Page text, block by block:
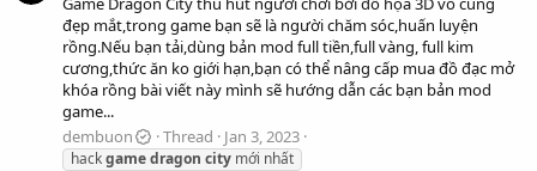
đẹp mắt,trong game bạn sẽ là người chăm sóc,huấn luyện
rồng.Nếu bạn tải,dùng bản mod full tiền,full vàng, full kim
cương,thức ăn ko giới hạn,bạn có thể nâng cấp mua đồ đạc mở
khóa rồng bài viết này mình sẽ hướng dẫn các bạn bản mod
game...
dembuon
Thread Jan 3, 2023
hackgamedragon city mới nhất